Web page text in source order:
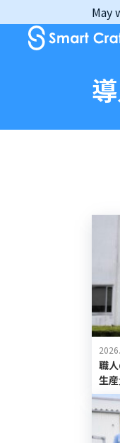
to
content
職
生
DX
May